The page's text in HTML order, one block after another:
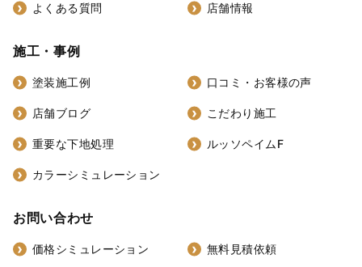
よくある質問 店舗情報
施工・事例
塗装施工例 口コミ・お客様の声
店舗ブログ こだわり施工
重要な下地処理 ルッソペイムF
カラーシミュレーション
お問い合わせ
価格シミュレーション 無料見積依頼